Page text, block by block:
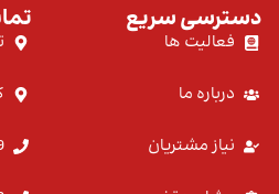
دسترسی سریع
فعالیت ها
درباره ما
نیاز مشتریان